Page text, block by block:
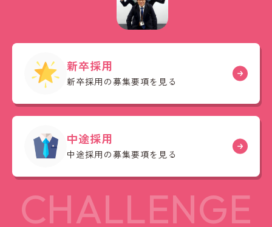
新卒採用
新卒採用の募集要項を見る
中途採用
中途採用の募集要項を見る